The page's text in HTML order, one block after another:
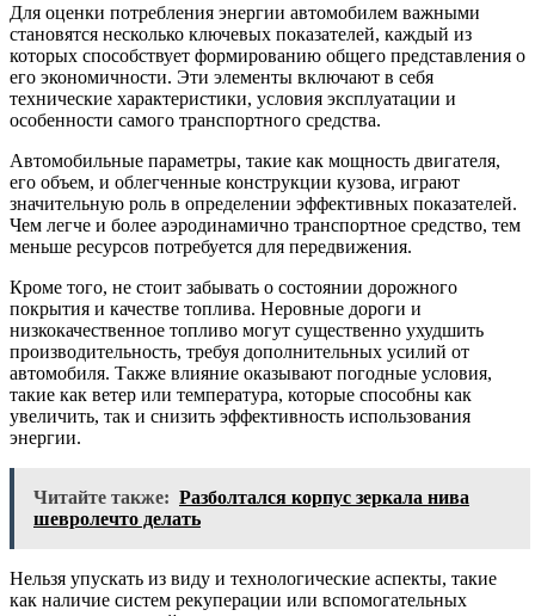
Для оценки потребления энергии автомобилем важными
становятся несколько ключевых показателей, каждый из
которых способствует формированию общего представления о
его экономичности. Эти элементы включают в себя
технические характеристики, условия эксплуатации и
особенности самого транспортного средства.
Автомобильные параметры, такие как мощность двигателя,
его объем, и облегченные конструкции кузова, играют
значительную роль в определении эффективных показателей.
Чем легче и более аэродинамично транспортное средство, тем
меньше ресурсов потребуется для передвижения.
Кроме того, не стоит забывать о состоянии дорожного
покрытия и качестве топлива. Неровные дороги и
низкокачественное топливо могут существенно ухудшить
производительность, требуя дополнительных усилий от
автомобиля. Также влияние оказывают погодные условия,
такие как ветер или температура, которые способны как
увеличить, так и снизить эффективность использования
энергии.
Читайте также: Разболтался корпус зеркала нива
шевролечто делать
Нельзя упускать из виду и технологические аспекты, такие
как наличие систем рекуперации или вспомогательных